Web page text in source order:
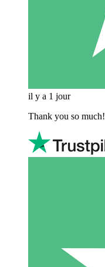
il y a 1 jour
Thank you so much!